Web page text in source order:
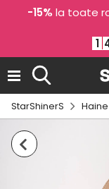
-15% la toate
1
StarShinerS Haine